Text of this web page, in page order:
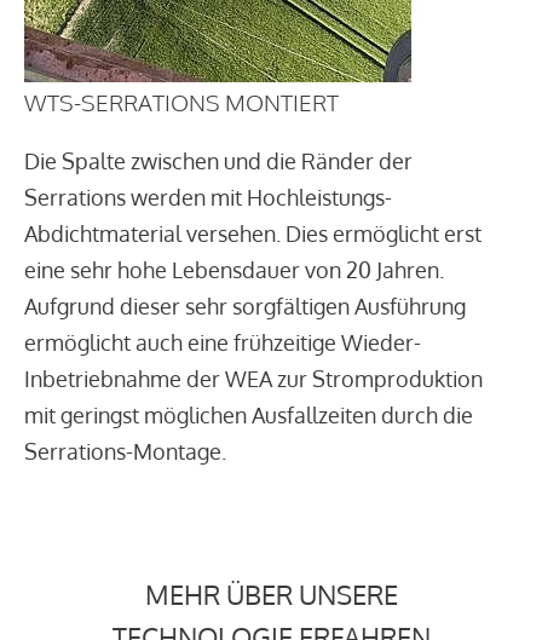
WTS-SERRATIONS MONTIERT
Die Spalte zwischen und die Ränder der
Serrations werden mit Hochleistungs-
Abdichtmaterial versehen. Dies ermöglicht erst
eine sehr hohe Lebensdauer von 20 Jahren.
Aufgrund dieser sehr sorgfältigen Ausführung
ermöglicht auch eine frühzeitige Wieder-
Inbetriebnahme der WEA zur Stromproduktion
mit geringst möglichen Ausfallzeiten durch die
Serrations-Montage.
MEHR ÜBER UNSERE